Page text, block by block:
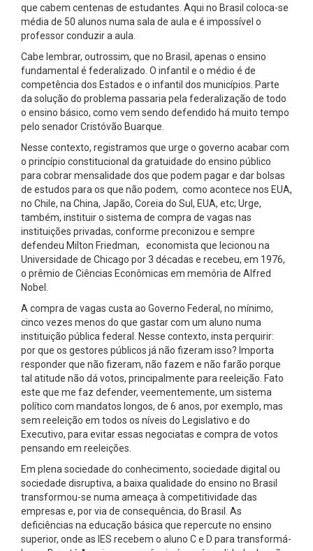
que cabem centenas de estudantes. Aqui no Brasil coloca-se
média de 50 alunos numa sala de aula e é impossível o
professor conduzir a aula.
Cabe lembrar, outrossim, que no Brasil, apenas o ensino
fundamental é federalizado. O infantil e o médio é de
competência dos Estados e o infantil dos municípios. Parte
da solução do problema passaria pela federalização de todo
o ensino básico, como vem sendo defendido há muito tempo
pelo senador Cristóvão Buarque.
Nesse contexto, registramos que urge o governo acabar com
o princípio constitucional da gratuidade do ensino público
para cobrar mensalidade dos que podem pagar e dar bolsas
de estudos para os que não podem, como acontece nos EUA,
no Chile, na China, Japão, Coreia do Sul, EUA, etc; Urge,
também, instituir o sistema de compra de vagas nas
instituições privadas, conforme preconizou e sempre
defendeu Milton Friedman, economista que lecionou na
Universidade de Chicago por 3 décadas e recebeu, em 1976,
o prêmio de Ciências Econômicas em memória de Alfred
Nobel.
A compra de vagas custa ao Governo Federal, no mínimo,
cinco vezes menos do que gastar com um aluno numa
instituição pública federal. Nesse contexto, insta perquirir:
por que os gestores públicos já não fizeram isso? Importa
responder que não fizeram, não fazem e não farão porque
tal atitude não dá votos, principalmente para reeleição. Fato
este que me faz defender, veementemente, um sistema
político com mandatos longos, de 6 anos, por exemplo, mas
sem reeleição em todos os níveis do Legislativo e do
Executivo, para evitar essas negociatas e compra de votos
pensando em reeleições.
Em plena sociedade do conhecimento, sociedade digital ou
sociedade disruptiva, a baixa qualidade do ensino no Brasil
transformou-se numa ameaça à competitividade das
empresas e, por via de consequência, do Brasil. As
deficiências na educação básica que repercute no ensino
superior, onde as IES recebem o aluno C e D para transformá-